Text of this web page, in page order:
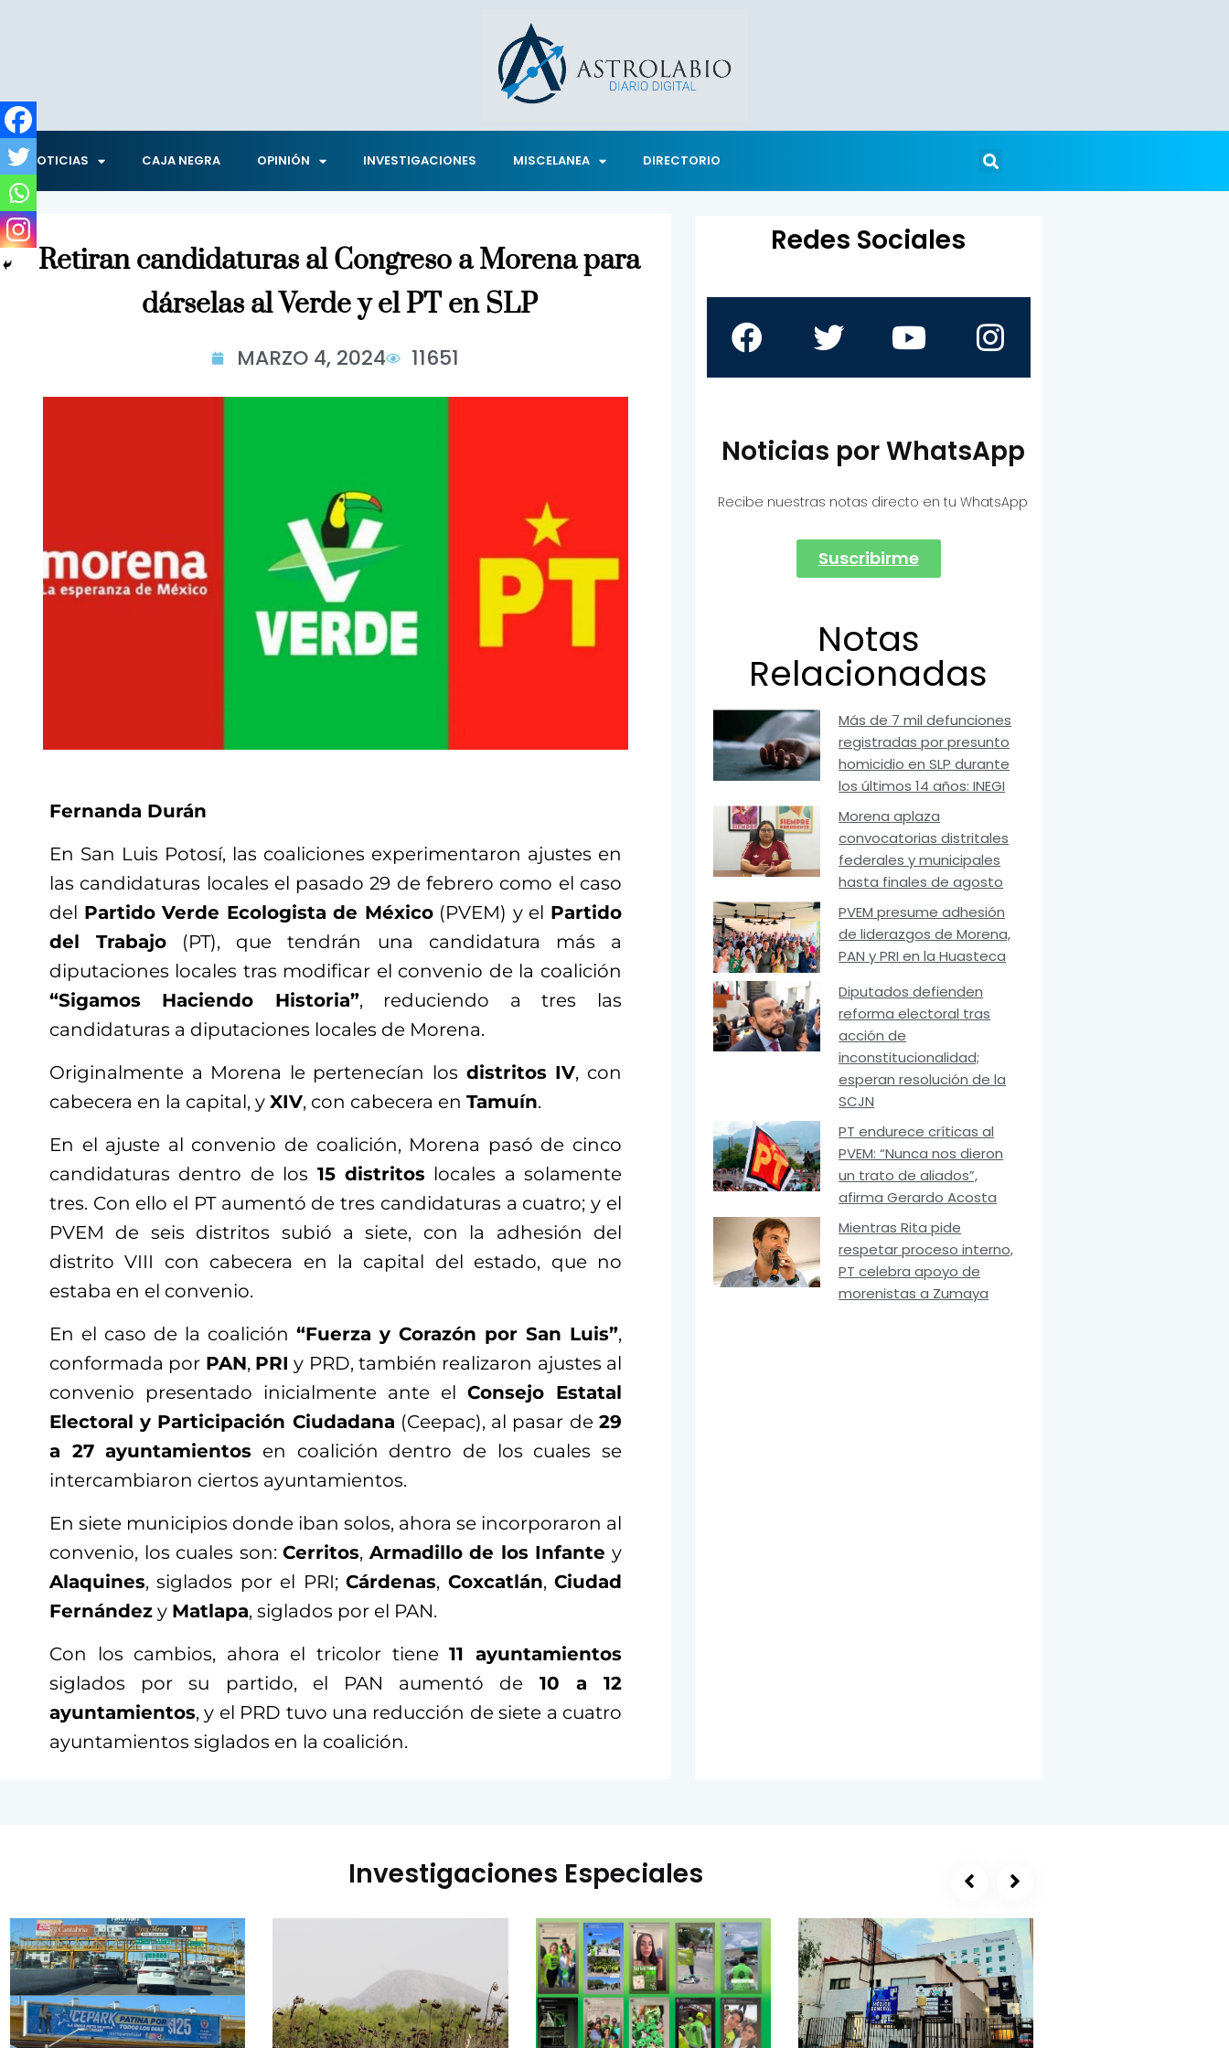
NOTICIAS CAJA NEGRA OPINIÓN INVESTIGACIONES MISCELANEA DIRECTORIO
Retiran candidaturas al Congreso a Morena para
dárselas al Verde y el PT en SLP
MARZO 4, 2024 11651
Fernanda Durán
En San Luis Potosí, las coaliciones experimentaron ajustes en
las candidaturas locales el pasado 29 de febrero como el caso
del Partido Verde Ecologista de México(PVEM) y el Partido
del Trabajo (PT), que tendrán una candidatura más a
diputaciones locales tras modificar el convenio de la coalición
“Sigamos Haciendo Historia”, reduciendo a tres las
candidaturas a diputaciones locales de Morena.
Originalmente a Morena le pertenecían los distritos IV, con
cabecera en la capital, y XIV, con cabecera en Tamuín.
En el ajuste al convenio de coalición, Morena pasó de cinco
candidaturas dentro de los 15 distritos locales a solamente
tres. Con ello el PT aumentó de tres candidaturas a cuatro; y el
PVEM de seis distritos subió a siete, con la adhesión del
distrito VIII con cabecera en la capital del estado, que no
estaba en el convenio.
En el caso de la coalición “Fuerza y Corazón por San Luis”,
conformada por PAN, PRI y PRD, también realizaron ajustes al
convenio presentado inicialmente ante el Consejo Estatal
Electoral y Participación Ciudadana (Ceepac), al pasar de 29
a 27 ayuntamientos en coalición dentro de los cuales se
intercambiaron ciertos ayuntamientos.
En siete municipios donde iban solos, ahora se incorporaron al
convenio, los cuales son:Cerritos, Armadillo de los Infante y
Alaquines, siglados por el PRI;Cárdenas, Coxcatlán,Ciudad
Fernández y Matlapa, siglados por el PAN.
Con los cambios, ahora el tricolor tiene11 ayuntamientos
siglados por su partido, el PAN aumentó de 10 a 12
ayuntamientos, y el PRD tuvo una reducción de siete a cuatro
ayuntamientos siglados en la coalición.
Redes Sociales
Noticias por WhatsApp
Recibe nuestras notas directo en tu WhatsApp
Suscribirme
Notas
Relacionadas
Más de 7 mil defunciones
registradas por presunto
homicidio en SLP durante
los últimos 14 años: INEGI
Morena aplaza
convocatorias distritales
federales y municipales
hasta finales de agosto
PVEM presume adhesión
de liderazgos de Morena,
PAN y PRI en la Huasteca
Diputados defienden
reforma electoral tras
acción de
inconstitucionalidad;
esperan resolución de la
SCJN
PT endurece críticas al
PVEM: “Nunca nos dieron
un trato de aliados”,
afirma Gerardo Acosta
Mientras Rita pide
respetar proceso interno,
PT celebra apoyo de
morenistas a Zumaya
Investigaciones Especiales